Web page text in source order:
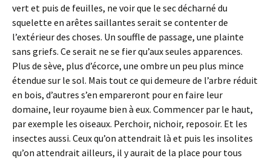
vert et puis de feuilles, ne voir que le sec décharné du
squelette en arêtes saillantes serait se contenter de
l’extérieur des choses. Un souffle de passage, une plainte
sans griefs. Ce serait ne se fier qu’aux seules apparences.
Plus de sève, plus d’écorce, une ombre un peu plus mince
étendue sur le sol. Mais tout ce qui demeure de l’arbre réduit
en bois, d’autres s’en empareront pour en faire leur
domaine, leur royaume bien à eux. Commencer par le haut,
par exemple les oiseaux. Perchoir, nichoir, reposoir. Et les
insectes aussi. Ceux qu’on attendrait là et puis les insolites
qu’on attendrait ailleurs, il y aurait de la place pour tous